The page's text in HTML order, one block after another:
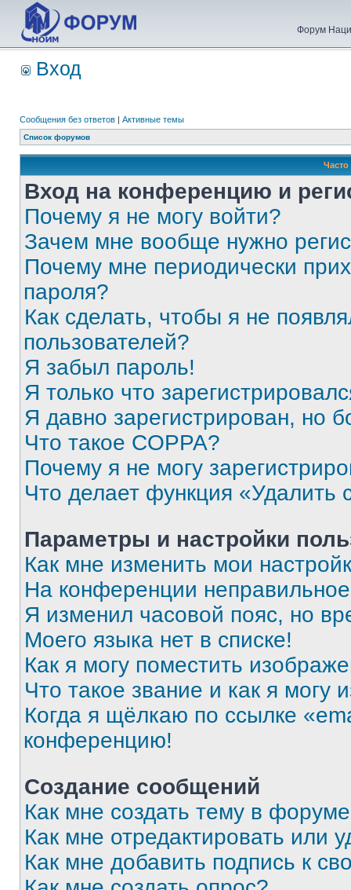
Форум
Вход
Сообщения без ответов | Активные темы
Список форумов
Вход на конференцию и
Почему я не могу войти?
Зачем мне вообще нужно
Почему мне периодически
пароля?
Как сделать, чтобы я не
пользователей?
Я забыл пароль!
Я только что
Я давно зарегистрирован, но
Что такое COPPA?
Почему я не могу
Что делает функция «Удалить
Параметры и настройки
Как мне изменить мои
На конференции
Я изменил часовой пояс, но
Моего языка нет в списке!
Как я могу поместить
Что такое звание и как я могу
Когда я щёлкаю по ссылке
конференцию!
Создание сообщений
Как мне создать тему в
Как мне отредактировать или
Как мне добавить подпись к